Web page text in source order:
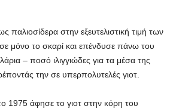
στην εξευτελιστική τιμή των
μόνο το σκαρί και επένδυσε πάνω του
– ποσό ιλιγγιώδες για τα μέσα της
την σε υπερπολυτελές γιοτ.
1975 άφησε το γιοτ στην κόρη του